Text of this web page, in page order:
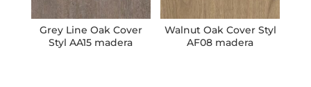
Grey Line Oak Cover
Styl AA15 madera
Walnut Oak Cover Styl
AF08 madera